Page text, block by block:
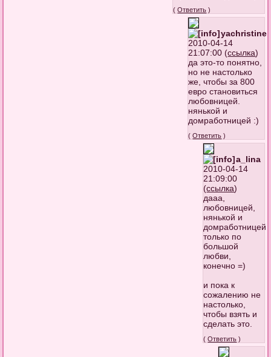
(Ответить )
yachristine
2010-04-14
21:07:00 (ссылка)
да это-то понятно,
но не настолько
же, чтобы за 800
евро становиться
любовницей.
нянькой и
домработницей :)
(Ответить )
a_lina
2010-04-14
21:09:00
(ссылка)
дааа,
любовницей,
нянькой и
домработницей
только по
большой
любви,
конечно =)
и пока к
сожалению не
настолько,
чтобы взять и
сделать это.
(Ответить )